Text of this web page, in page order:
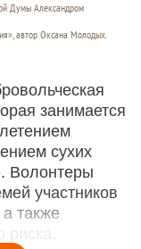
Думы Александром
автор Оксана Молодых.
занимается
сухих
Волонтеры
участников
также